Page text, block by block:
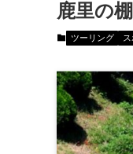
鹿里の
ツーリング ス